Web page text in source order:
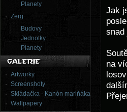
Planety
Zerg
Budovy
Jednotky
Planety
Artworky
Screenshoty
Skládačka - Kanón mariňáka
Wallpapery
Jak
snad
na